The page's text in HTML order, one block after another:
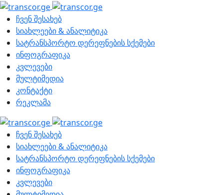
ჩვენ შესახებ
სიახლეები & ანალიტიკა
სატრანსპორტო დერეფნების სქემები
ინფოგრაფიკა
კვლევები
მულტიმედია
კონტაქტი
რეკლამა
ჩვენ შესახებ
სიახლეები & ანალიტიკა
სატრანსპორტო დერეფნების სქემები
ინფოგრაფიკა
კვლევები